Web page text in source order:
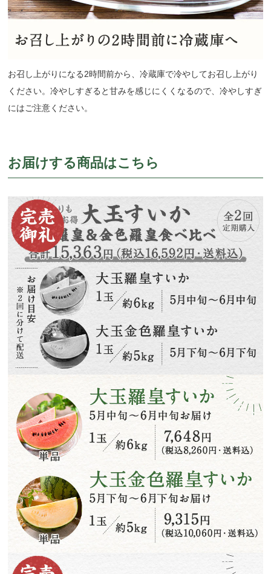
お召し上がりになる2時間前から、冷蔵庫で冷やしてお召し上がり
ください。冷やしすぎると甘みを感じにくくなるので、冷やしすぎ
にはご注意ください。
お届けする商品はこちら